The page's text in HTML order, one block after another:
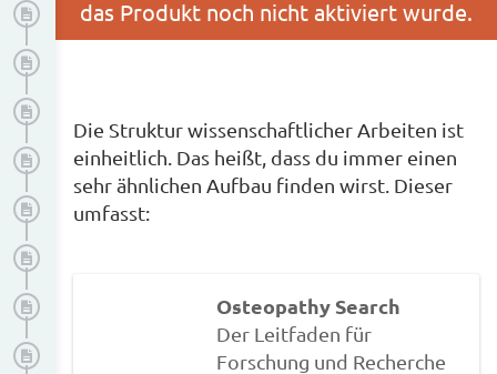
Qualitätsprüfung von wissenschaftlichen Arbeiten
Ethische Aspekte der wissenschaftlichen Arbeit
Datenschutz
Manuskriptgestaltung
Die Struktur wissenschaftlicher Arbeiten ist
einheitlich. Das heißt, dass du immer einen
sehr ähnlichen Aufbau finden wirst. Dieser
umfasst:
Osteopathy Search
Der Leitfaden für
Forschung und Recherche